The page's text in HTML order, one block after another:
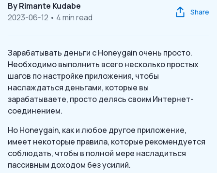
ByRimante Kudabe
2023-06-12 • 4 min read
Share
Зарабатывать деньги с Honeygain очень просто.
Необходимо выполнить всего несколько простых
шагов по настройке приложения, чтобы
наслаждаться деньгами, которые вы
зарабатываете, просто делясь своим Интернет-
соединением.
Но Honeygain, как и любое другое приложение,
имеет некоторые правила, которые рекомендуется
соблюдать, чтобы в полной мере насладиться
пассивным доходом без усилий.